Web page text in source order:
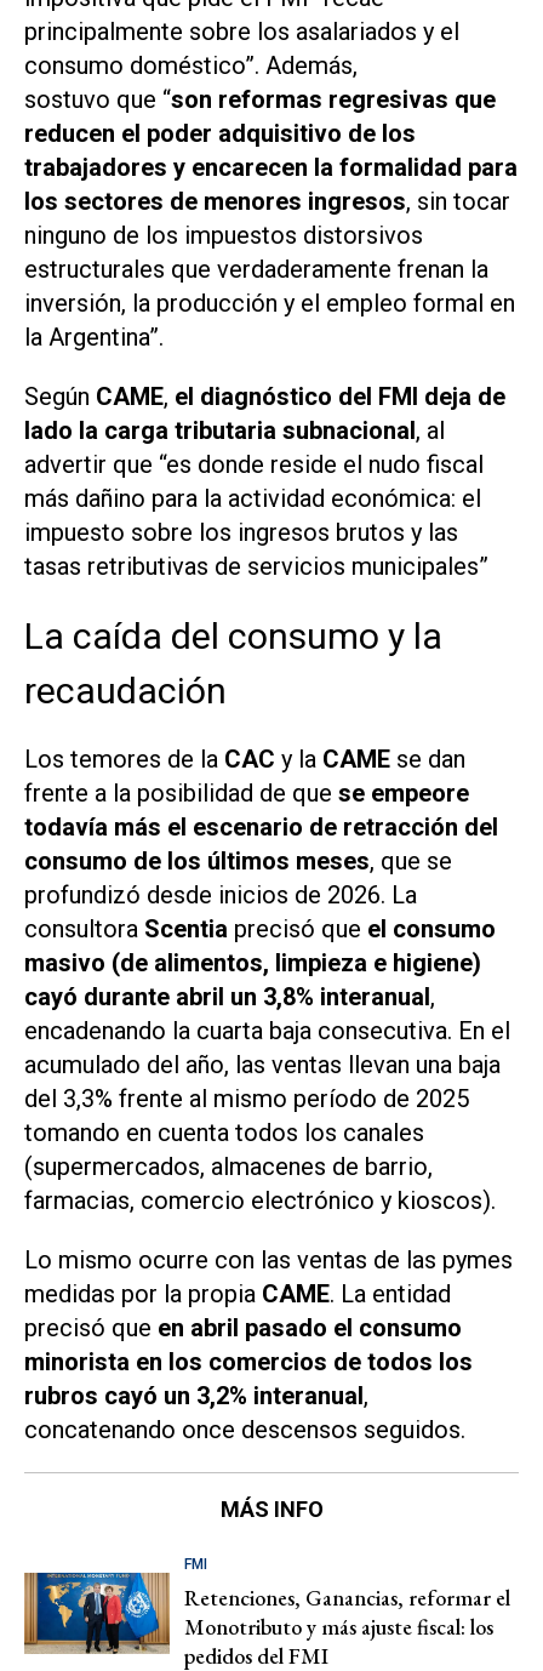
principalmente sobre los asalariados y el
consumo doméstico”. Además,
sostuvo que “son reformas regresivas que
reducen el poder adquisitivo de los
trabajadores y encarecen la formalidad para
los sectores de menores ingresos, sin tocar
ninguno de los impuestos distorsivos
estructurales que verdaderamente frenan la
inversión, la producción y el empleo formal en
la Argentina”.
Según CAME, el diagnóstico del FMI deja de
lado la carga tributaria subnacional, al
advertir que “es donde reside el nudo fiscal
más dañino para la actividad económica: el
impuesto sobre los ingresos brutos y las
tasas retributivas de servicios municipales”
La caída del consumo y la
recaudación
Los temores de la CAC y la CAME se dan
frente a la posibilidad de que se empeore
todavía más el escenario de retracción del
consumo de los últimos meses, que se
profundizó desde inicios de 2026. La
consultora Scentia precisó que el consumo
masivo (de alimentos, limpieza e higiene)
cayó durante abril un 3,8% interanual,
encadenando la cuarta baja consecutiva. En el
acumulado del año, las ventas llevan una baja
del 3,3% frente al mismo período de 2025
tomando en cuenta todos los canales
(supermercados, almacenes de barrio,
farmacias, comercio electrónico y kioscos).
Lo mismo ocurre con las ventas de las pymes
medidas por la propia CAME. La entidad
precisó que en abril pasado el consumo
minorista en los comercios de todos los
rubros cayó un 3,2% interanual,
concatenando once descensos seguidos.
MÁS INFO
FMI
Retenciones, Ganancias, reformar el
Monotributo y más ajuste fiscal: los
pedidos del FMI